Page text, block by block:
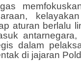
aturan berlalu
antarnegara,
dalam
di jajaran